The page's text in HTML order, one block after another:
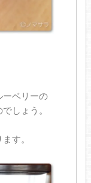
ーベリーの
しょう。
す。